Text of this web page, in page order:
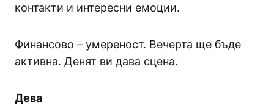
контакти и интересни емоции.
Финансово – умереност. Вечерта ще бъде
активна. Денят ви дава сцена.
Дева